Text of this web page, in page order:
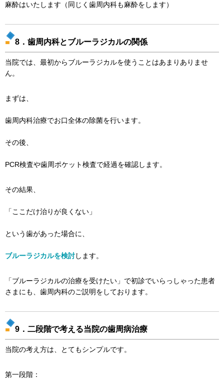
麻酔はいたします（同じく歯周内科も麻酔をします）
8．歯周内科とブルーラジカルの関係
当院では、最初からブルーラジカルを使うことはあまりありませ
ん。
まずは、
歯周内科治療でお口全体の除菌を行います。
その後、
PCR検査や歯周ポケット検査で経過を確認します。
その結果、
「ここだけ治りが良くない」
という歯があった場合に、
ブルーラジカルを検討します。
「ブルーラジカルの治療を受けたい」で初診でいらっしゃった患者
さまにも、歯周内科のご説明をしております。
9．二段階で考える当院の歯周病治療
当院の考え方は、とてもシンプルです。
第一段階：